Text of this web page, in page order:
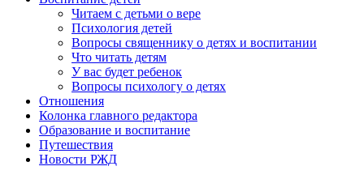
Читаем с детьми о вере
Психология детей
Вопросы священнику о детях и воспитании
Что читать детям
У вас будет ребенок
Вопросы психологу о детях
Отношения
Колонка главного редактора
Образование и воспитание
Путешествия
Новости РЖД